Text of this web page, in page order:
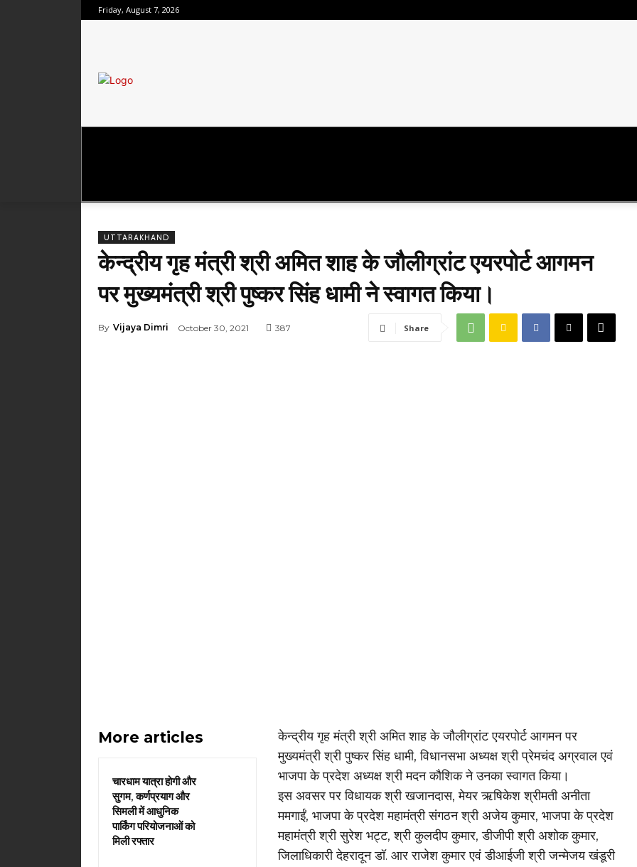
Friday, August 7, 2026
UTTARAKHAND
केन्द्रीय गृह मंत्री श्री अमित शाह के जौलीग्रांट एयरपोर्ट आगमन
पर मुख्यमंत्री श्री पुष्कर सिंह धामी ने स्वागत किया।
By Vijaya Dimri October 30, 2021 387 Share
More articles
चारधाम यात्रा होगी और
सुगम, कर्णप्रयाग और
सिमली में आधुनिक
पार्किंग परियोजनाओं को
मिली रफ्तार
केन्द्रीय गृह मंत्री श्री अमित शाह के जौलीग्रांट एयरपोर्ट आगमन पर
मुख्यमंत्री श्री पुष्कर सिंह धामी, विधानसभा अध्यक्ष श्री प्रेमचंद अग्रवाल एवं
भाजपा के प्रदेश अध्यक्ष श्री मदन कौशिक ने उनका स्वागत किया।
इस अवसर पर विधायक श्री खजानदास, मेयर ऋषिकेश श्रीमती अनीता
ममगाईं, भाजपा के प्रदेश महामंत्री संगठन श्री अजेय कुमार, भाजपा के प्रदेश
महामंत्री श्री सुरेश भट्ट, श्री कुलदीप कुमार, डीजीपी श्री अशोक कुमार,
जिलाधिकारी देहरादून डॉ. आर राजेश कुमार एवं डीआईजी श्री जन्मेजय खंडूरी